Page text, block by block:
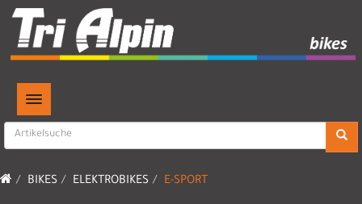
TOGGLE NAVIGATION
BIKES ELEKTROBIKES E-SPORT